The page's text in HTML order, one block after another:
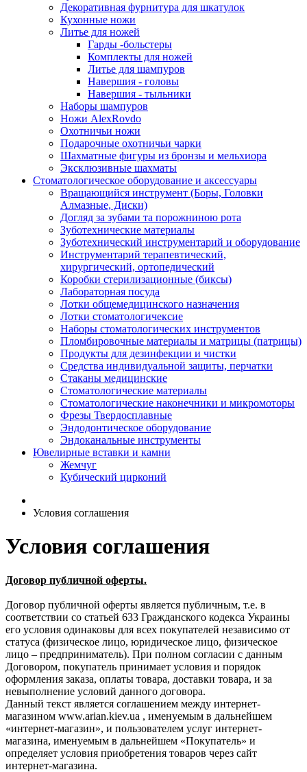
Декоративная фурнитура для шкатулок
Кухонные ножи
Литье для ножей
Гарды -больстеры
Комплекты для ножей
Литье для шампуров
Навершия - головы
Навершия - тыльники
Наборы шампуров
Ножи AlexRovdo
Охотничьи ножи
Подарочные охотничьи чарки
Шахматные фигуры из бронзы и мельхиора
Эксклюзивные шахматы
Стоматологическое оборудование и аксессуары
Вращающийся инструмент (Боры, Головки
Алмазные, Диски)
Догляд за зубами та порожниною рота
Зуботехнические материалы
Зуботехнический инструментарий и оборудование
Инструментарий терапевтический,
хирургический, ортопедический
Коробки стерилизационные (биксы)
Лабораторная посуда
Лотки общемедицинского назначения
Лотки стоматологичексие
Наборы стоматологических инструментов
Пломбировочные материалы и матрицы (патрицы)
Продукты для дезинфекции и чистки
Средства индивидуальной защиты, перчатки
Стаканы медицинские
Стоматологические материалы
Стоматологические наконечники и микромоторы
Фрезы Твердосплавные
Эндодонтическое оборудование
Эндоканальные инструменты
Ювелирные вставки и камни
Жемчуг
Кубический цирконий
Условия соглашения
Условия соглашения
Договор публичной оферты.
Договор публичной оферты является публичным, т.е. в
соответствии со статьей 633 Гражданского кодекса Украины
его условия одинаковы для всех покупателей независимо от
статуса (физическое лицо, юридическое лицо, физическое
лицо – предприниматель). При полном согласии с данным
Договором, покупатель принимает условия и порядок
оформления заказа, оплаты товара, доставки товара, и за
невыполнение условий данного договора.
Данный текст является соглашением между интернет-
магазином www.arian.kiev.ua , именуемым в дальнейшем
«интернет-магазин», и пользователем услуг интернет-
магазина, именуемым в дальнейшем «Покупатель» и
определяет условия приобретения товаров через сайт
интернет-магазина.